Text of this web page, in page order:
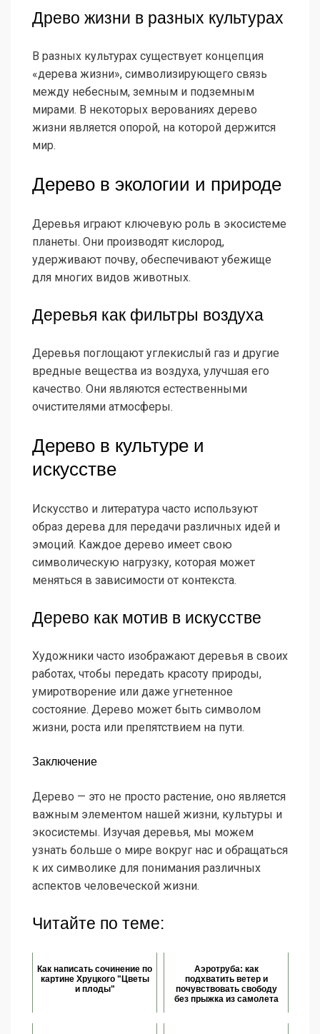
Древо жизни в разных культурах
В разных культурах существует концепция
«дерева жизни», символизирующего связь
между небесным, земным и подземным
мирами. В некоторых верованиях дерево
жизни является опорой, на которой держится
мир.
Дерево в экологии и природе
Деревья играют ключевую роль в экосистеме
планеты. Они производят кислород,
удерживают почву, обеспечивают убежище
для многих видов животных.
Деревья как фильтры воздуха
Деревья поглощают углекислый газ и другие
вредные вещества из воздуха, улучшая его
качество. Они являются естественными
очистителями атмосферы.
Дерево в культуре и
искусстве
Искусство и литература часто используют
образ дерева для передачи различных идей и
эмоций. Каждое дерево имеет свою
символическую нагрузку, которая может
меняться в зависимости от контекста.
Дерево как мотив в искусстве
Художники часто изображают деревья в своих
работах, чтобы передать красоту природы,
умиротворение или даже угнетенное
состояние. Дерево может быть символом
жизни, роста или препятствием на пути.
Заключение
Дерево — это не просто растение, оно является
важным элементом нашей жизни, культуры и
экосистемы. Изучая деревья, мы можем
узнать больше о мире вокруг нас и обращаться
к их символике для понимания различных
аспектов человеческой жизни.
Читайте по теме:
Как написать сочинение по
картине Хруцкого "Цветы
и плоды"
Аэротруба: как
подхватить ветер и
почувствовать свободу
без прыжка из самолета